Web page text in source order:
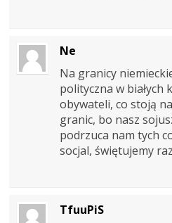
Ne
Na granicy
polityczna w białych
obywateli, co stoją
granic, bo nasz
podrzuca nam tych
socjal, świętujemy
TfuuPiS